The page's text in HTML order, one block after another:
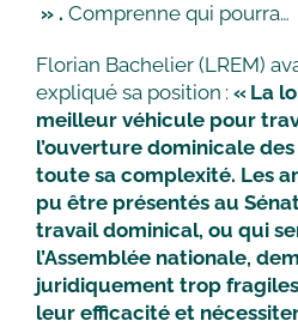
» . Comprenne qui pourra…
Florian Bachelier (LREM)
expliqué sa position : « La
meilleur véhicule pour
l’ouverture dominicale
toute sa complexité. Les
pu être présentés au
travail dominical, ou qui
l’Assemblée nationale,
juridiquement trop
leur efficacité et